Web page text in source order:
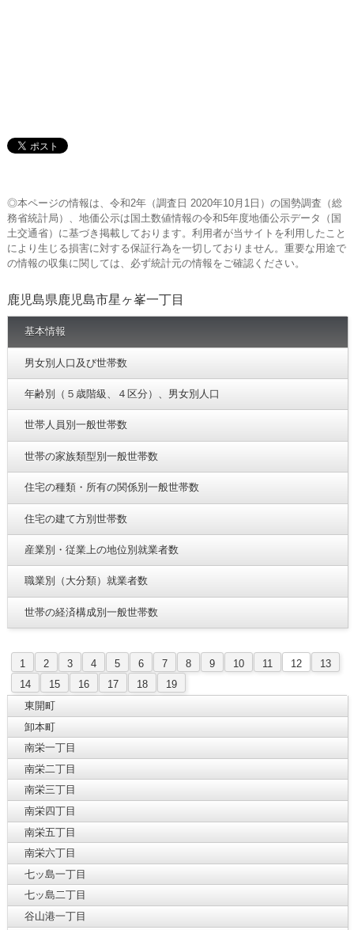
◎本ページの情報は、令和2年（調査日 2020年10月1日）の国勢調査（総
務省統計局）、地価公示は国土数値情報の令和5年度地価公示データ（国
土交通省）に基づき掲載しております。利用者が当サイトを利用したこと
により生じる損害に対する保証行為を一切しておりません。重要な用途で
の情報の収集に関しては、必ず統計元の情報をご確認ください。
鹿児島県鹿児島市星ヶ峯一丁目
基本情報
男女別人口及び世帯数
年齢別（５歳階級、４区分）、男女別人口
世帯人員別一般世帯数
世帯の家族類型別一般世帯数
住宅の種類・所有の関係別一般世帯数
住宅の建て方別世帯数
産業別・従業上の地位別就業者数
職業別（大分類）就業者数
世帯の経済構成別一般世帯数
1 2 3 4 5 6 7 8 9 10 11 12
13
14
15 16 17 18
19
東開町
卸本町
南栄一丁目
南栄二丁目
南栄三丁目
南栄四丁目
南栄五丁目
南栄六丁目
七ッ島一丁目
七ッ島二丁目
谷山港一丁目